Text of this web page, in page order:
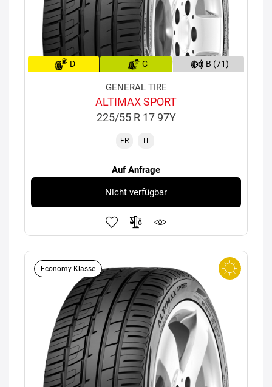
D C B (71)
GENERAL TIRE
ALTIMAX SPORT
225/55 R 17 97Y
FR TL
Auf Anfrage
Nicht verfügbar
Economy-Klasse